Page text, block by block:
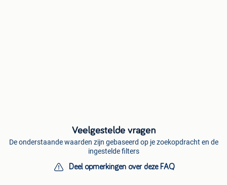
Veelgestelde vragen
De onderstaande waarden zijn gebaseerd op je zoekopdracht en de
ingestelde filters
Deel opmerkingen over deze FAQ